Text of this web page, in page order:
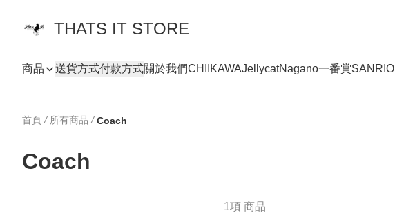
THATS IT STORE
商品 送貨方式付款方式關於我們CHIIKAWAJellycatNagano一番賞SANRIO
首頁 / 所有商品 / Coach
Coach
1項 商品